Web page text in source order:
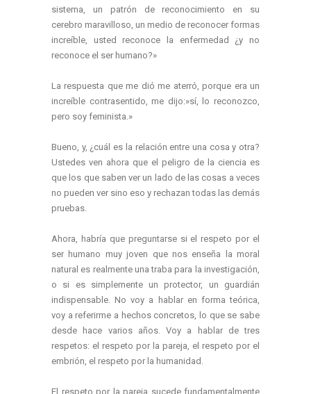
sistema, un patrón de reconocimiento en su
cerebro maravilloso, un medio de reconocer formas
increíble, usted reconoce la enfermedad ¿y no
reconoce el ser humano?»
La respuesta que me dió me aterró, porque era un
increíble contrasentido, me dijo:»sí, lo reconozco,
pero soy feminista.»
Bueno, y, ¿cuál es la relación entre una cosa y otra?
Ustedes ven ahora que el peligro de la ciencia es
que los que saben ver un lado de las cosas a veces
no pueden ver sino eso y rechazan todas las demás
pruebas.
Ahora, habría que preguntarse si el respeto por el
ser humano muy joven que nos enseña la moral
natural es realmente una traba para la investigación,
o si es simplemente un protector, un guardián
indispensable. No voy a hablar en forma teórica,
voy a referirme a hechos concretos, lo que se sabe
desde hace varios años. Voy a hablar de tres
respetos: el respeto por la pareja, el respeto por el
embrión, el respeto por la humanidad.
El respeto por la pareja sucede fundamentalmente